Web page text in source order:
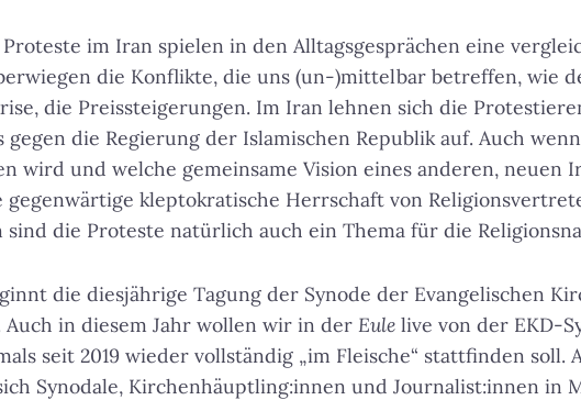
im Iran spielen in den Alltagsgesprächen eine
die Konflikte, die uns (un-)mittelbar betreffen, wie
die Preissteigerungen. Im Iran lehnen sich die
gegen die Regierung der Islamischen Republik auf. Auch
wird und welche gemeinsame Vision eines anderen, neuen
gegenwärtige kleptokratische Herrschaft von
sind die Proteste natürlich auch ein Thema für die
die diesjährige Tagung der Synode der Evangelischen
Auch in diesem Jahr wollen wir in der Eule live von der EKD-
seit 2019 wieder vollständig „im Fleische“ stattfinden soll.
Synodale, Kirchenhäuptling:innen und Journalist:innen in